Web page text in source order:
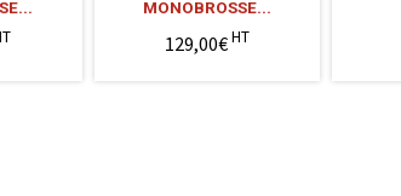
MONOBROSSE...
129,00€HT